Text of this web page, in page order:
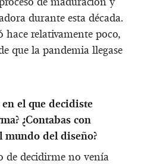
durante esta década.
relativamente poco,
que la pandemia llegase
el que decidiste
¿Contabas con
mundo del diseño?
de decidirme no venía